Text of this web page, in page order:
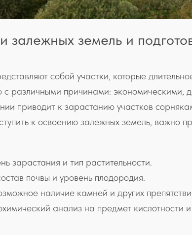
залежных земель и
собой участки, которые
с различными причинами: экономическими,
приводит к зарастанию участков
к освоению залежных земель, важно
зарастания и тип растительности.
почвы и уровень плодородия.
наличие камней и других
анализ на предмет кислотности